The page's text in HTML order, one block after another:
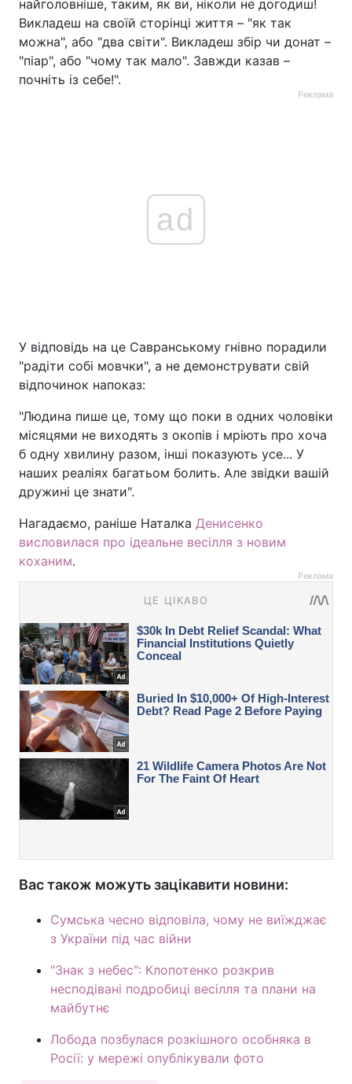
найголовніше, таким, як ви, ніколи не догодиш!
Викладеш на своїй сторінці життя – "як так
можна", або "два світи". Викладеш збір чи донат –
"піар", або "чому так мало". Завжди казав –
почніть із себе!".
Реклама
ad
У відповідь на це Савранському гнівно порадили
"радіти собі мовчки", а не демонструвати свій
відпочинок напоказ:
"Людина пише це, тому що поки в одних чоловіки
місяцями не виходять з окопів і мріють про хоча
б одну хвилину разом, інші показують усе... У
наших реаліях багатьом болить. Але звідки вашій
дружині це знати".
Нагадаємо, раніше Наталка Денисенко
висловилася про ідеальне весілля з новим
коханим.
Реклама
Вас також можуть зацікавити новини:
Сумська чесно відповіла, чому не виїжджає
з України під час війни
"Знак з небес": Клопотенко розкрив
несподівані подробиці весілля та плани на
майбутнє
Лобода позбулася розкішного особняка в
Росії: у мережі опублікували фото